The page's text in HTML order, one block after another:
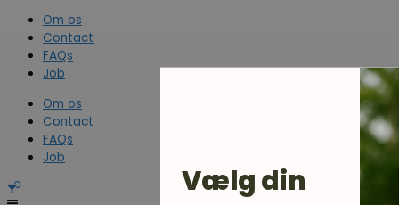
Om os
Contact
FAQs
Job
Om os
Contact
FAQs
Job
Vælg din